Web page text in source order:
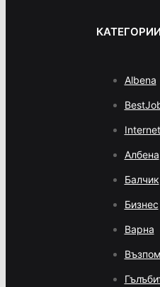
КАТЕГОРИИ
Albena
Internet
Албена
Балчик
Бизнес
Варна